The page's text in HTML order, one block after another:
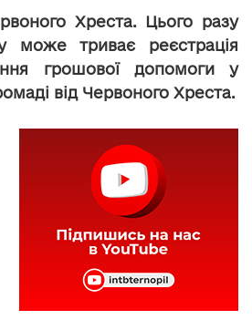
Хреста. Цього разу
може триває реєстрація
грошової допомоги у
від Червоного Хреста.